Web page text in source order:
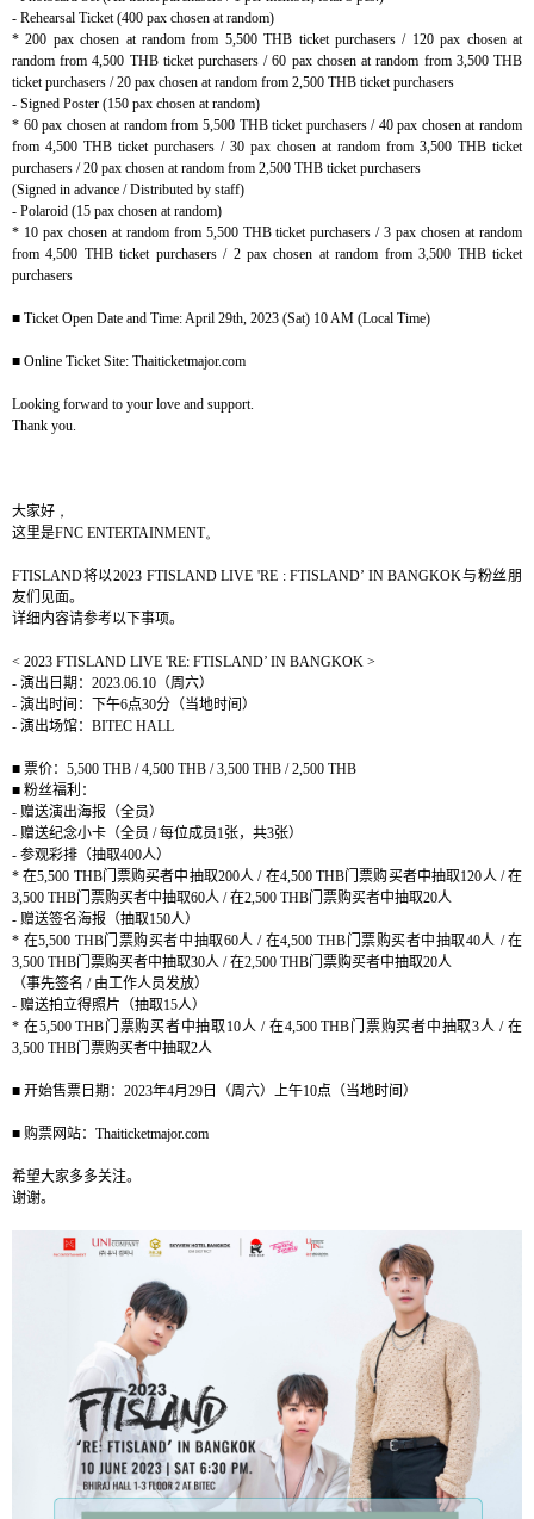
- Rehearsal Ticket (400 pax chosen at random)
* 200 pax chosen at random from 5,500 THB ticket purchasers / 120 pax chosen at
random from 4,500 THB ticket purchasers / 60 pax chosen at random from 3,500 THB
ticket purchasers / 20 pax chosen at random from 2,500 THB ticket purchasers
- Signed Poster (150 pax chosen at random)
* 60 pax chosen at random from 5,500 THB ticket purchasers / 40 pax chosen at random
from 4,500 THB ticket purchasers / 30 pax chosen at random from 3,500 THB ticket
purchasers / 20 pax chosen at random from 2,500 THB ticket purchasers
(Signed in advance / Distributed by staff)
- Polaroid (15 pax chosen at random)
* 10 pax chosen at random from 5,500 THB ticket purchasers / 3 pax chosen at random
from 4,500 THB ticket purchasers / 2 pax chosen at random from 3,500 THB ticket
purchasers
■ Ticket Open Date and Time: April 29th, 2023 (Sat) 10 AM (Local Time)
■ Online Ticket Site: Thaiticketmajor.com
Looking forward to your love and support.
Thank you.
大家好 ，
这里是FNC ENTERTAINMENT。
FTISLAND将以2023 FTISLAND LIVE 'RE : FTISLAND’ IN BANGKOK与粉丝朋
友们见面。
详细内容请参考以下事项。
< 2023 FTISLAND LIVE 'RE: FTISLAND’ IN BANGKOK >
- 演出日期： 2023.06.10 （周六）
- 演出时间：下午6点30分（当地时间 ）
- 演出场馆： BITEC HALL
■ 票价： 5,500 THB / 4,500 THB / 3,500 THB / 2,500 THB
■ 粉丝福利：
- 赠送演出海报 （全员）
- 赠送纪念小卡 （全员 /每位成员1张，共3张）
- 参观彩排 （抽取400人）
*在5,500 THB门票购买者中抽取200人 / 在4,500 THB门票购买者中抽取120人/在
3,500 THB门票购买者中抽取60人 /在2,500 THB门票购买者中抽取20人
- 赠送签名海报 （抽取150人）
* 在5,500 THB门票购买者中抽取60人 / 在4,500 THB门票购买者中抽取40人 /在
3,500 THB门票购买者中抽取30人 /在2,500 THB门票购买者中抽取20人
（事先签名 / 由工作人员发放）
- 赠送拍立得照片 （抽取15人）
* 在5,500 THB门票购买者中抽取10人 / 在4,500 THB门票购买者中抽取3人 /在
3,500 THB门票购买者中抽取2人
■ 开始售票 日期： 2023年4月 29 日（周六）上午10点（当地时间）
■ 购票网站： Thaiticketmajor.com
希望大家多多关注。
谢谢。